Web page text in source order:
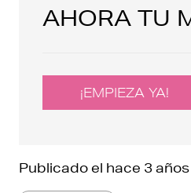
AHORA TU
¡EMPIEZA YA!
Publicado el hace 3 años